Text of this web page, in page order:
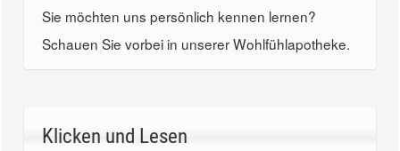
Sie möchten uns persönlich kennen lernen?
Schauen Sie vorbei in unserer Wohlfühlapotheke.
Klicken und Lesen